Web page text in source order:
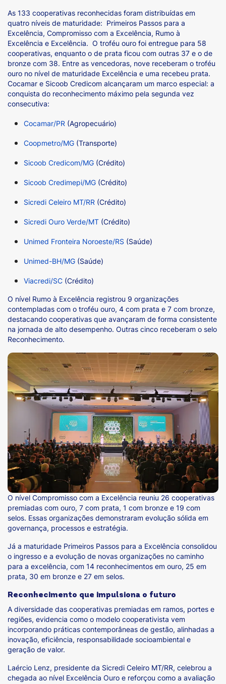
As 133 cooperativas reconhecidas foram distribuídas em
quatro níveis de maturidade: Primeiros Passos para a
Excelência, Compromisso com a Excelência, Rumo à
Excelência e Excelência. O troféu ouro foi entregue para 58
cooperativas, enquanto o de prata ficou com outras 37 e o de
bronze com 38. Entre as vencedoras, nove receberam o troféu
ouro no nível de maturidade Excelência e uma recebeu prata.
Cocamar e Sicoob Credicom alcançaram um marco especial: a
conquista do reconhecimento máximo pela segunda vez
consecutiva:
Cocamar/PR (Agropecuário)
Coopmetro/MG (Transporte)
Sicoob Credicom/MG (Crédito)
Sicoob Credimepi/MG (Crédito)
Sicredi Celeiro MT/RR (Crédito)
Sicredi Ouro Verde/MT (Crédito)
Unimed Fronteira Noroeste/RS (Saúde)
Unimed-BH/MG (Saúde)
Viacredi/SC (Crédito)
O nível Rumo à Excelência registrou 9 organizações
contempladas com o troféu ouro, 4 com prata e 7 com bronze,
destacando cooperativas que avançaram de forma consistente
na jornada de alto desempenho. Outras cinco receberam o selo
Reconhecimento.
O nível Compromisso com a Excelência reuniu 26 cooperativas
premiadas com ouro, 7 com prata, 1 com bronze e 19 com
selos. Essas organizações demonstraram evolução sólida em
governança, processos e estratégia.
Já a maturidade Primeiros Passos para a Excelência consolidou
o ingresso e a evolução de novas organizações no caminho
para a excelência, com 14 reconhecimentos em ouro, 25 em
prata, 30 em bronze e 27 em selos.
Reconhecimento que impulsiona o futuro
A diversidade das cooperativas premiadas em ramos, portes e
regiões, evidencia como o modelo cooperativista vem
incorporando práticas contemporâneas de gestão, alinhadas a
inovação, eficiência, responsabilidade socioambiental e
geração de valor.
Laércio Lenz, presidente da Sicredi Celeiro MT/RR, celebrou a
chegada ao nível Excelência Ouro e reforçou como a avaliação